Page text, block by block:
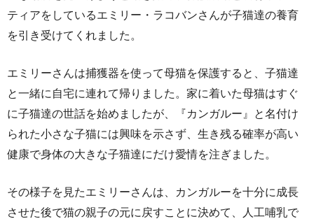
ティアをしているエミリー・ラコバンさんが子猫達の養育
を引き受けてくれました。
エミリーさんは捕獲器を使って母猫を保護すると、子猫達
と一緒に自宅に連れて帰りました。家に着いた母猫はすぐ
に子猫達の世話を始めましたが、『カンガルー』と名付け
られた小さな子猫には興味を示さず、生き残る確率が高い
健康で身体の大きな子猫達にだけ愛情を注ぎました。
その様子を見たエミリーさんは、カンガルーを十分に成長
させた後で猫の親子の元に戻すことに決めて、人工哺乳で